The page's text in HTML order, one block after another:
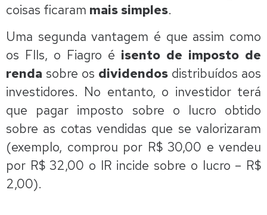
coisas ficaram mais simples.
Uma segunda vantagem é que assim como
os FIIs, o Fiagro é isento de imposto de
renda sobre os dividendos distribuídos aos
investidores. No entanto, o investidor terá
que pagar imposto sobre o lucro obtido
sobre as cotas vendidas que se valorizaram
(exemplo, comprou por R$ 30,00 e vendeu
por R$ 32,00 o IR incide sobre o lucro – R$
2,00).